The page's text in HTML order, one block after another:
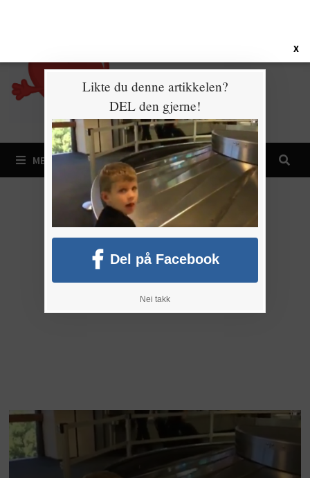
MENY
X
Likte du denne artikkelen?
DEL den gjerne!
Del på Facebook
Nei takk